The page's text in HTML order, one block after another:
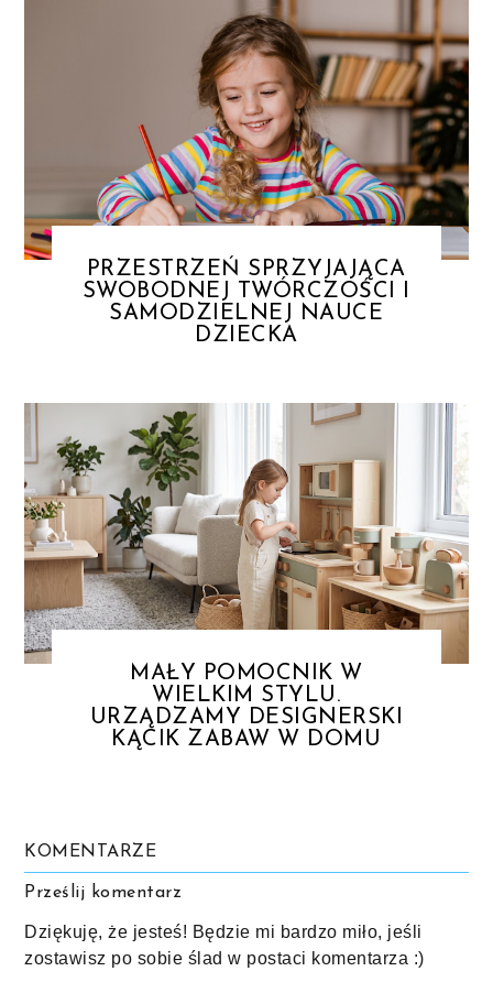
PRZESTRZEŃ SPRZYJAJĄCA
SWOBODNEJ TWÓRCZOŚCI I
SAMODZIELNEJ NAUCE
DZIECKA
MAŁY POMOCNIK W
WIELKIM STYLU.
URZĄDZAMY DESIGNERSKI
KĄCIK ZABAW W DOMU
KOMENTARZE
Prześlij komentarz
Dziękuję, że jesteś! Będzie mi bardzo miło, jeśli
zostawisz po sobie ślad w postaci komentarza :)